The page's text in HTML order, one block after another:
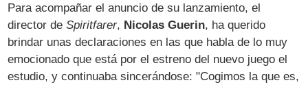
Para acompañar el anuncio de su lanzamiento, el
director deSpiritfarer, Nicolas Guerin, ha querido
brindar unas declaraciones en las que habla de lo muy
emocionado que está por el estreno del nuevo juego el
estudio, y continuaba sincerándose: "Cogimos la que es,